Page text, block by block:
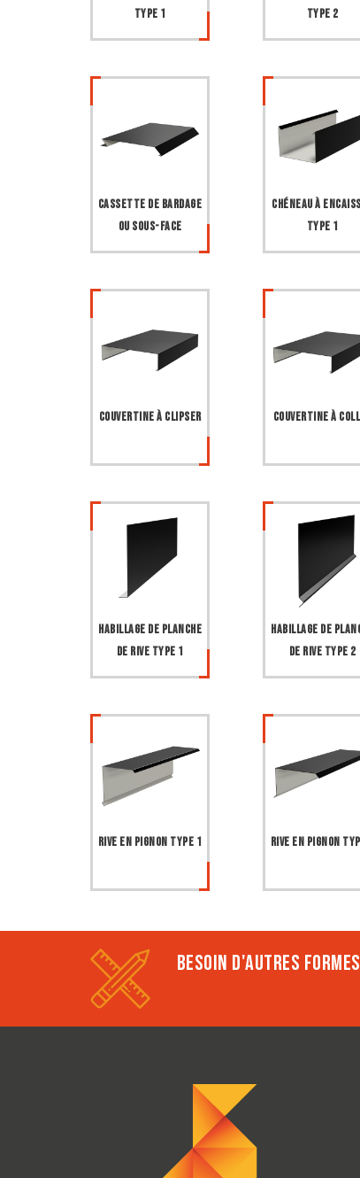
type 1
type 2
Cassette de bardage
ou sous-face
Chéneau à
type 1
Couvertine à clipser Couvertine à
Habillage de planche
de rive type 1
Habillage de
de rive type 2
Rive en pignon type 1 Rive en pignon
BESOIN D'AUTRES